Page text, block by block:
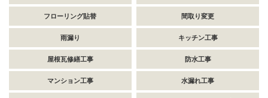
フローリング貼替 間取り変更
雨漏り キッチン工事
屋根瓦修繕工事 防水工事
マンション工事 水漏れ工事